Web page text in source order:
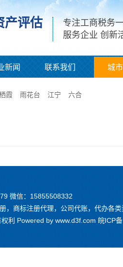
产评估 专注工商税务
服务企业 创新
新闻 联系我们 城
霞 雨花台 江宁 六合
微信：15855508332
，商标注册代理，公司代账，代办各
利 Powered by www.d3f.com 皖ICP